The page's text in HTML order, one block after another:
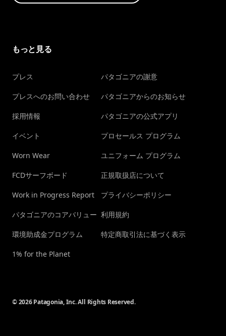
もっと見る
プレス
プレスへのお問い合わせ
採用情報
イベント
Worn Wear
FCDサーフボード
Work in Progress Report
パタゴニアのコアバリュー
環境助成金プログラム
1% for the Planet
パタゴニアの謝意
パタゴニアからのお知らせ
パタゴニアの公式アプリ
プロセールス プログラム
ユニフォーム プログラム
正規取扱店について
プライバシーポリシー
利用規約
特定商取引法に基づく表示
© 2026 Patagonia, Inc. All Rights Reserved.